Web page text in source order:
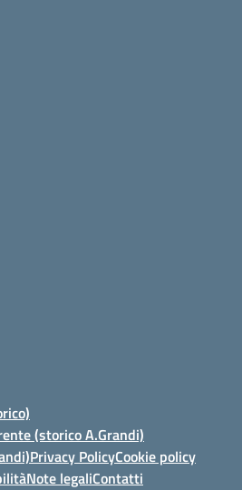
(storico A.Grandi)
Privacy PolicyCookie policy
Note legaliContatti